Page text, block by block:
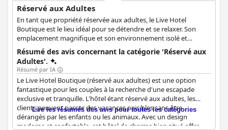
Réservé aux Adultes
En tant que propriété réservée aux adultes, le Live Hotel
Boutique est le lieu idéal pour se détendre et se relaxer. Son
emplacement magnifique et son environnement isolé et
tranquille créent une atmosphère de paix et de tranquillité que
tous les adultes apprécieront. L'hôtel dispose de suites
confortables et élégantes, chacune équipée d'une baignoire à
remous privée, afin d'offrir aux clients encore plus de confort et
de relaxation. Afin de préserver cette atmosphère tranquille,
l'hôtel n'accueille pas d'enfants.
Résumé des avis concernant la catégorie 'Réservé aux
Adultes'.
Résumé par IA
Le Live Hotel Boutique (réservé aux adultes) est une option
fantastique pour les couples à la recherche d'une escapade
exclusive et tranquille. L'hôtel étant réservé aux adultes, les
clients peuvent passer des vacances paisibles sans être
dérangés par les enfants ou les animaux. Avec un design
moderne et confortable, cet hôtel de charme bien situé offre
Lire les résumés des avis pour toutes les catégories